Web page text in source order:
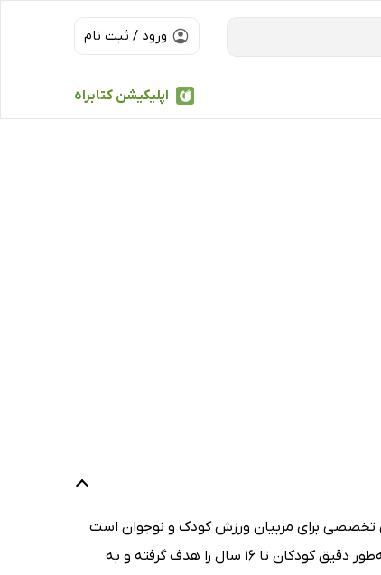
ورود / ثبت نام
اپلیکیشن کتابراه
تخصصی برای مربیان ورزش کودک و نوجوان است
که به آن‌ها در درک ویژگی‌های بخصوص این رده‌بندی سنی کمک می‌کند. این کتاب به‌طور دقیق کودکان تا 16 سال را هدف گرفته و به